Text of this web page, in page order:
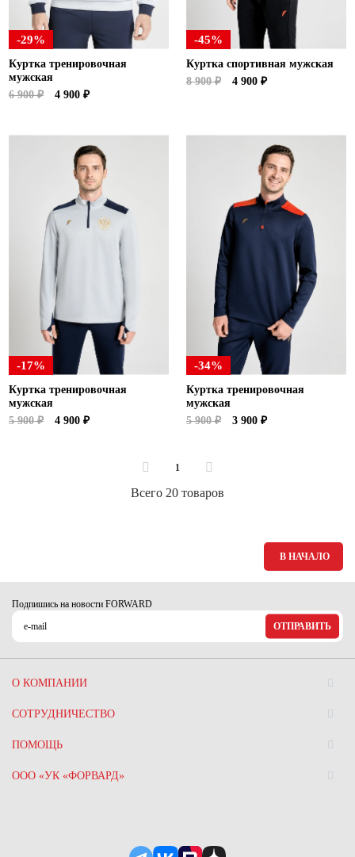
-29%
Куртка тренировочная
мужская
6 900 ₽
4 900 ₽
-45%
Куртка спортивная мужская
8 900 ₽
4 900 ₽
-17%
Куртка тренировочная
мужская
5 900 ₽
4 900 ₽
-34%
Куртка тренировочная
мужская
5 900 ₽
3 900 ₽
1
Всего 20 товаров
В НАЧАЛО
Подпишись на новости FORWARD
ОТПРАВИТЬ
О КОМПАНИИ
СОТРУДНИЧЕСТВО
ПОМОЩЬ
ООО «УК «ФОРВАРД»